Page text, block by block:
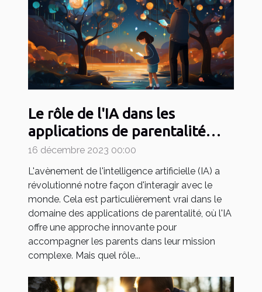
Le rôle de l'IA dans les
applications de parentalité
comme May
16 décembre 2023 00:00
L'avènement de l'intelligence artificielle (IA) a
révolutionné notre façon d'interagir avec le
monde. Cela est particulièrement vrai dans le
domaine des applications de parentalité, où l'IA
offre une approche innovante pour
accompagner les parents dans leur mission
complexe. Mais quel rôle...